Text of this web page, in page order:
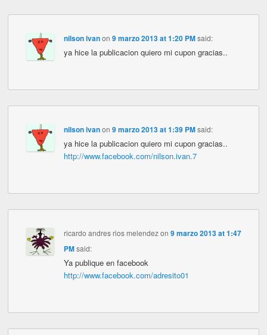
nilson ivanon 9 marzo 2013 at 1:20 PM said:
ya hice la publicacion quiero mi cupon gracias..
nilson ivanon 9 marzo 2013 at 1:39 PM said:
ya hice la publicacion quiero mi cupon gracias..
http://www.facebook.com/nilson.ivan.7
ricardo andres rios melendezon 9 marzo 2013 at 1:47
PM said:
Ya publique en facebook
http://www.facebook.com/adresito01